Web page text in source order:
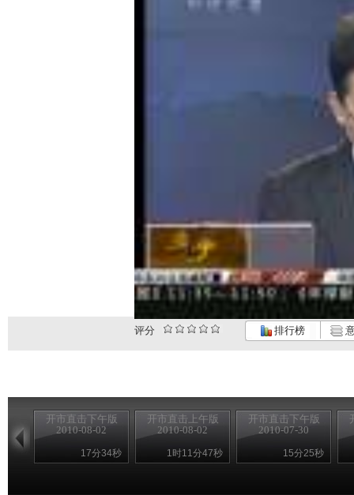
评分 排行榜
开市直击下午版
2010-08-02
17分34秒
开市直击上午版
2010-08-02
1时11分47秒
开市直击下午版
2010-07-30
15分25秒